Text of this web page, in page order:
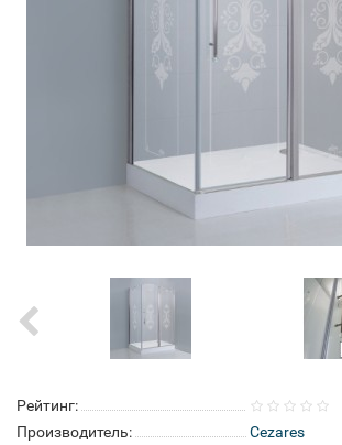
Рейтинг:
Производитель:
Cezares